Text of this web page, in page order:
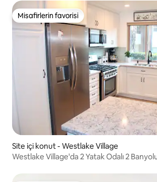
Misafirlerin favorisi
Misafirlerin favorisi
Site içi konut - Westlake Village
Westlake Village'da 2 Yatak Odalı 2